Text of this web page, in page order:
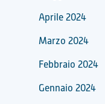
Aprile 2024
Marzo 2024
Febbraio 2024
Gennaio 2024